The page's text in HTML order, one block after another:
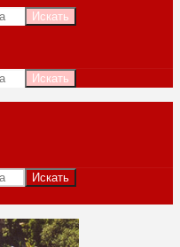
Искать
Искать
Искать